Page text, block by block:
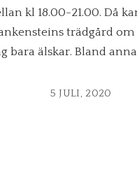
kl 18.00-21.00. Då
trädgård
bara älskar. Bland
5 JULI, 2020